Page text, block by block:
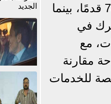
تصل أبعاد طائرة A380 إلى نحو 239.5 قدمًا في الطول، وارتفاع يقارب 78.7 قدمًا، بينما
متحرك في
التكوينات، مع
مقارنة
للخدمات